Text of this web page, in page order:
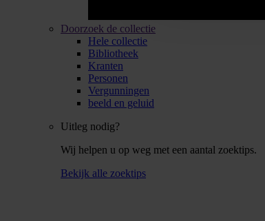
Doorzoek de collectie
Hele collectie
Bibliotheek
Kranten
Personen
Vergunningen
beeld en geluid
Uitleg nodig?
Wij helpen u op weg met een aantal zoektips.
Bekijk alle zoektips